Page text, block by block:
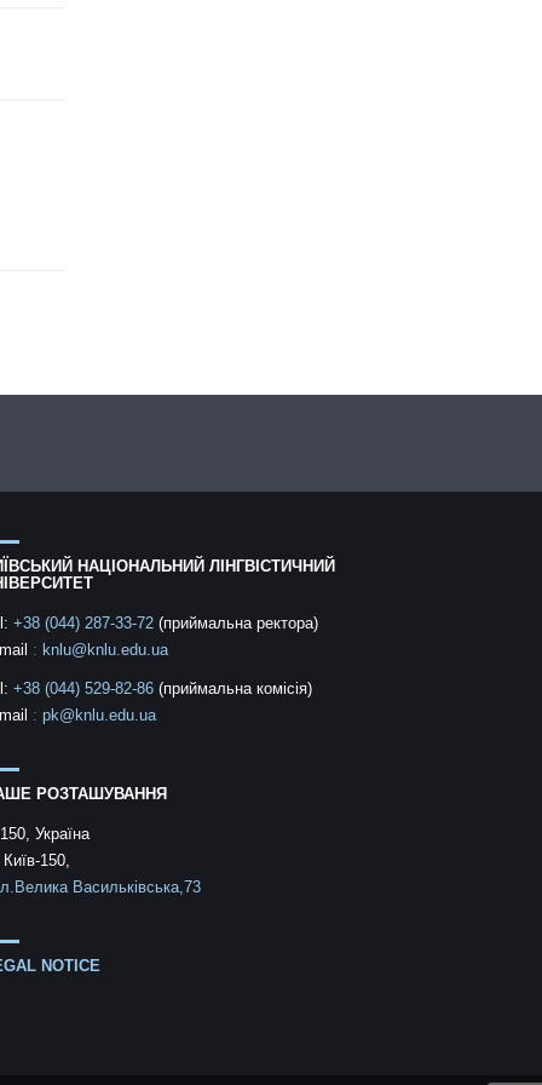
НАЦІОНАЛЬНИЙ ЛІНГВІСТИЧНИЙ
+38 (044) 287-33-72 (приймальна ректора)
: knlu@knlu.edu.ua
+38 (044) 529-82-86 (приймальна комісія)
: pk@knlu.edu.ua
РОЗТАШУВАННЯ
Україна
150,
Васильківська,73
NOTICE